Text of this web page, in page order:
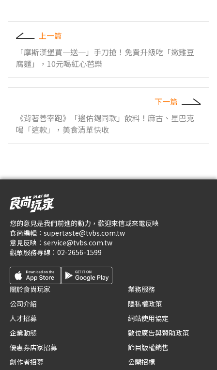
上一篇
「摩斯漢堡買一送一」手刀搶！免費升級吃「嫩雞豆
腐麵」，10元喝紅心芭樂
下一篇
《背著善宰跑》「邊佑錫同款」飲料！麻古、星巴克
喝「這款」，美食清單快收
您的意見是我們前進的動力，歡迎來信或來電反映
食尚編輯： supertaste@tvbs.com.tw
意見反映： service@tvbs.com.tw
觀眾服務專線： 02-2656-1599
關於食尚玩家
公司介紹
人才招募
企業動態
優惠券店家招募
創作者招募
業務服務
隱私權政策
網站使用協定
數位廣告與贊助政策
節目版權銷售
公開招標